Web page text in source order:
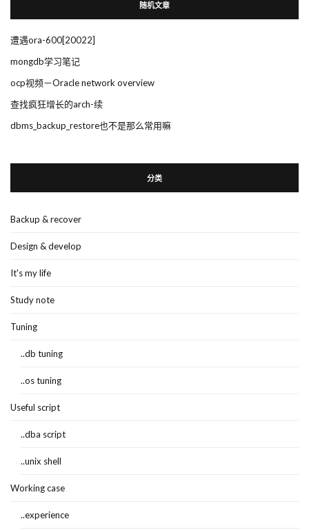
随机文章
遭遇ora-600[20022]
mongdb学习笔记
ocp视频－Oracle network overview
查找疯狂增长的arch-续
dbms_backup_restore也不是那么常用嘛
分类
Backup & recover
Design & develop
It's my life
Study note
Tuning
..db tuning
..os tuning
Useful script
..dba script
..unix shell
Working case
..experience